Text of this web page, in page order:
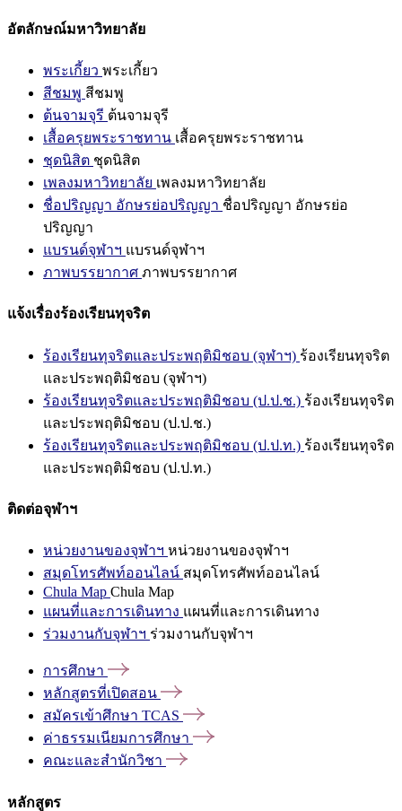
อัตลักษณ์มหาวิทยาลัย
พระเกี้ยว พระเกี้ยว
สีชมพู สีชมพู
ต้นจามจุรี ต้นจามจุรี
เสื้อครุยพระราชทาน เสื้อครุยพระราชทาน
ชุดนิสิต ชุดนิสิต
เพลงมหาวิทยาลัย เพลงมหาวิทยาลัย
ชื่อปริญญา อักษรย่อปริญญา ชื่อปริญญา อักษรย่อ
ปริญญา
แบรนด์จุฬาฯ แบรนด์จุฬาฯ
ภาพบรรยากาศ ภาพบรรยากาศ
แจ้งเรื่องร้องเรียนทุจริต
ร้องเรียนทุจริตและประพฤติมิชอบ (จุฬาฯ) ร้องเรียนทุจริต
และประพฤติมิชอบ (จุฬาฯ)
ร้องเรียนทุจริตและประพฤติมิชอบ (ป.ป.ช.) ร้องเรียนทุจริต
และประพฤติมิชอบ (ป.ป.ช.)
ร้องเรียนทุจริตและประพฤติมิชอบ (ป.ป.ท.) ร้องเรียนทุจริต
และประพฤติมิชอบ (ป.ป.ท.)
ติดต่อจุฬาฯ
หน่วยงานของจุฬาฯ หน่วยงานของจุฬาฯ
สมุดโทรศัพท์ออนไลน์ สมุดโทรศัพท์ออนไลน์
Chula Map Chula Map
แผนที่และการเดินทาง แผนที่และการเดินทาง
ร่วมงานกับจุฬาฯ ร่วมงานกับจุฬาฯ
การศึกษา
หลักสูตรที่เปิดสอน
สมัครเข้าศึกษา TCAS
ค่าธรรมเนียมการศึกษา
คณะและสำนักวิชา
หลักสูตร